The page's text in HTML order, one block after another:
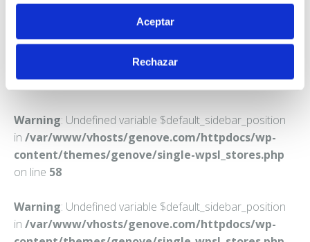
Aceptar
Rechazar
Warning: Undefined variable $default_sidebar_position
in /var/www/vhosts/genove.com/httpdocs/wp-
content/themes/genove/single-wpsl_stores.php
on line 58
Warning: Undefined variable $default_sidebar_position
in /var/www/vhosts/genove.com/httpdocs/wp-